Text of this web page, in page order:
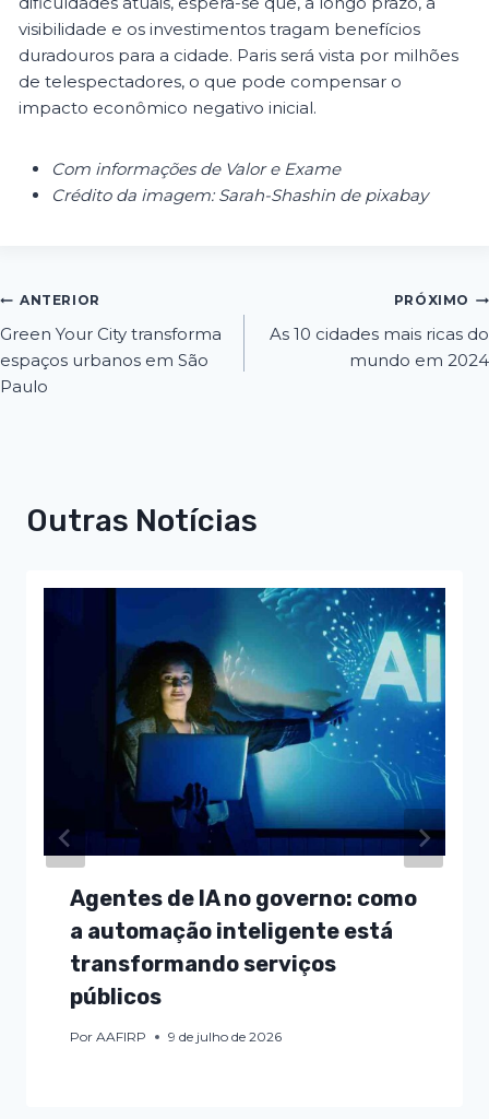
visibilidade e os investimentos tragam benefícios
duradouros para a cidade. Paris será vista por milhões
de telespectadores, o que pode compensar o
impacto econômico negativo inicial.
Com informações de Valor e Exame
Crédito da imagem: Sarah-Shashin de pixabay
ANTERIOR
Green Your City transforma
espaços urbanos em São
Paulo
PRÓXIMO
As 10 cidades mais ricas do
mundo em 2024
Outras Notícias
Agentes de IA no governo: como
a automação inteligente está
transformando serviços
públicos
Por AAFIRP 9 de julho de 2026